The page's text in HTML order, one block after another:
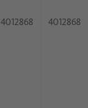
4012868 4012868